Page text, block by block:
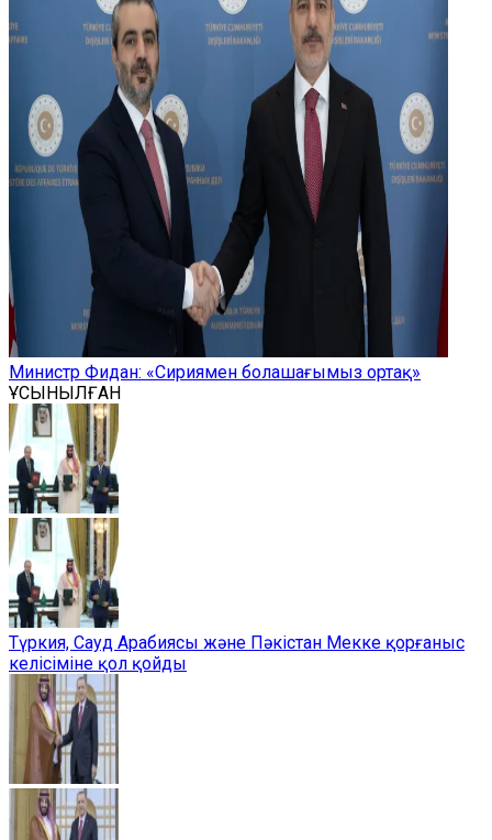
Министр Фидан: «Сириямен болашағымыз ортақ»
ҰСЫНЫЛҒАН
Түркия, Сауд Арабиясы және Пәкістан Мекке қорғаныс
келісіміне қол қойды